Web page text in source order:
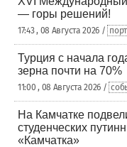
— горы решений!
17:43 , 08 Августа 2026 /
Турция с начала
зерна почти на 70%
11:00 , 08 Августа 2026 /
На Камчатке
студенческих
«Камчатка»